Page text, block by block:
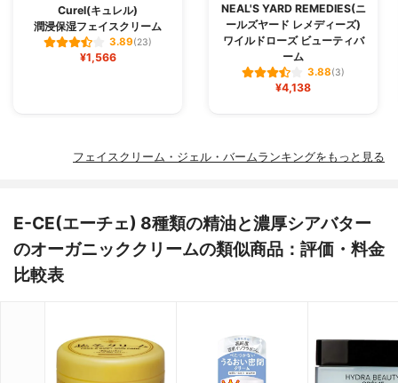
Curel(キュレル)
潤浸保湿フェイスクリーム
3.89(23)
¥1,566
NEAL'S YARD REMEDIES(ニ
ールズヤード レメディーズ)
ワイルドローズ ビューティバ
ーム
3.88(3)
¥4,138
フェイスクリーム・ジェル・バームランキングをもっと見る
E-CE(エーチェ) 8種類の精油と濃厚シアバター
のオーガニッククリームの類似商品：評価・料金
比較表